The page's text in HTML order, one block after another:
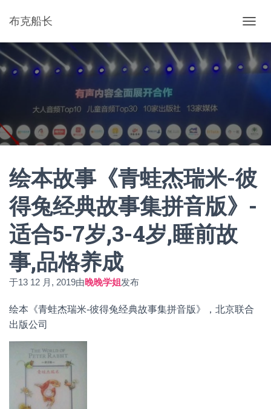
布克船长
换
导
航
绘本故事《青蛙杰瑞米-彼
得兔经典故事集拼音版》-
适合5-7岁,3-4岁,睡前故
事,品格养成
于13 12 月, 2019由晚晚学姐发布
绘本《青蛙杰瑞米-彼得兔经典故事集拼音版》，北京联合
出版公司